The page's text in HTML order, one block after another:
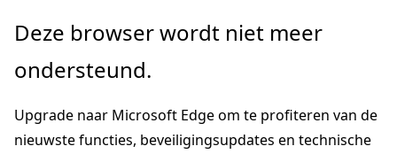
Naar
gaan
Deze browser wordt niet meer
ondersteund.
Upgrade naar Microsoft Edge om te profiteren van de
nieuwste functies, beveiligingsupdates en technische